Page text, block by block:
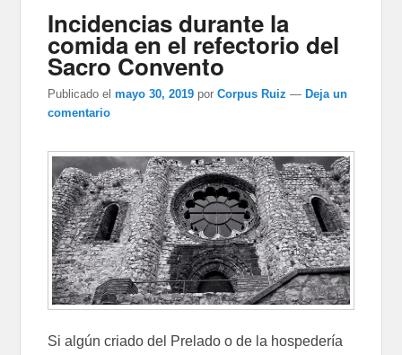
Incidencias durante la
comida en el refectorio del
Sacro Convento
Publicado el mayo 30, 2019 porCorpus Ruiz — Deja un
comentario
Si algún criado del Prelado o de la hospedería